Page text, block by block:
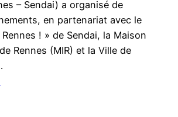
– Sendai) a organisé de
en partenariat avec le
! » de Sendai, la Maison
Rennes (MIR) et la Ville de